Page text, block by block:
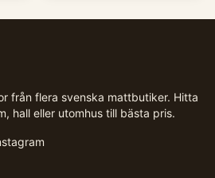
från flera svenska mattbutiker. Hitta
hall eller utomhus till bästa pris.